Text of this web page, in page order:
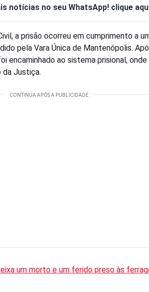
notícias no seu WhatsApp! clique
a prisão ocorreu em cumprimento a
pela Vara Única de Mantenópolis.
encaminhado ao sistema prisional, onde
da Justiça.
um morto e um ferido preso às